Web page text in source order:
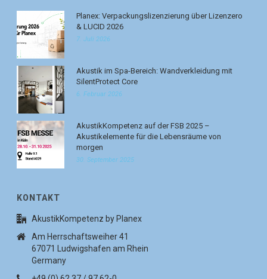
Planex: Verpackungslizenzierung über Lizenzero
& LUCID 2026
7. Juli 2026
Akustik im Spa-Bereich: Wandverkleidung mit
SilentProtect Core
6. Februar 2026
AkustikKompetenz auf der FSB 2025 –
Akustikelemente für die Lebensräume von
morgen
30. September 2025
KONTAKT
AkustikKompetenz by Planex
Am Herrschaftsweiher 41
67071 Ludwigshafen am Rhein
Germany